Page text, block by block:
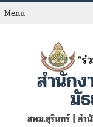
Skip
toMenu
สำนักง
มั
สพม.สุรินทร์ | สำ